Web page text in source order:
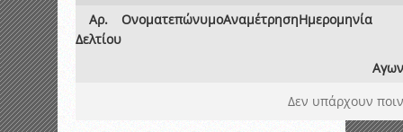
Αρ.
Δελτίου
ΟνοματεπώνυμοΑναμέτρησηΗμερομηνία
Δεν υπάρχουν